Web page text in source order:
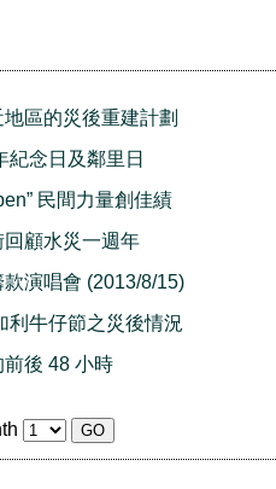
區的災後重建計劃
紀念日及鄰里日
民間力量創佳績
回顧水災一週年
演唱會 (2013/8/15)
利牛仔節之災後情況
前後 48 小時